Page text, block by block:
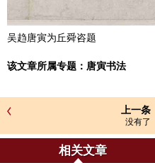
吴趋唐寅为丘舜咨题
该文章所属专题： 唐寅书法
上一条
没有了
相关文章